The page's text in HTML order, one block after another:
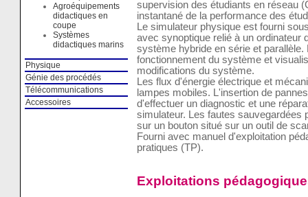
Agroéquipements
didactiques en
coupe
Systèmes
didactiques marins
Physique
Génie des procédés
Télécommunications
Accessoires
supervision des étudiants en réseau
instantané de la performance des
Le simulateur physique est fourni
avec synoptique relié à un ordinateur
système hybride en série et
fonctionnement du système et
modifications du système.
Les flux d'énergie électrique et
lampes mobiles. L'insertion de
d'effectuer un diagnostic et une
simulateur. Les fautes sauvegardées
sur un bouton situé sur un outil de
Fourni avec manuel d'exploitation
pratiques (TP).
Exploitations